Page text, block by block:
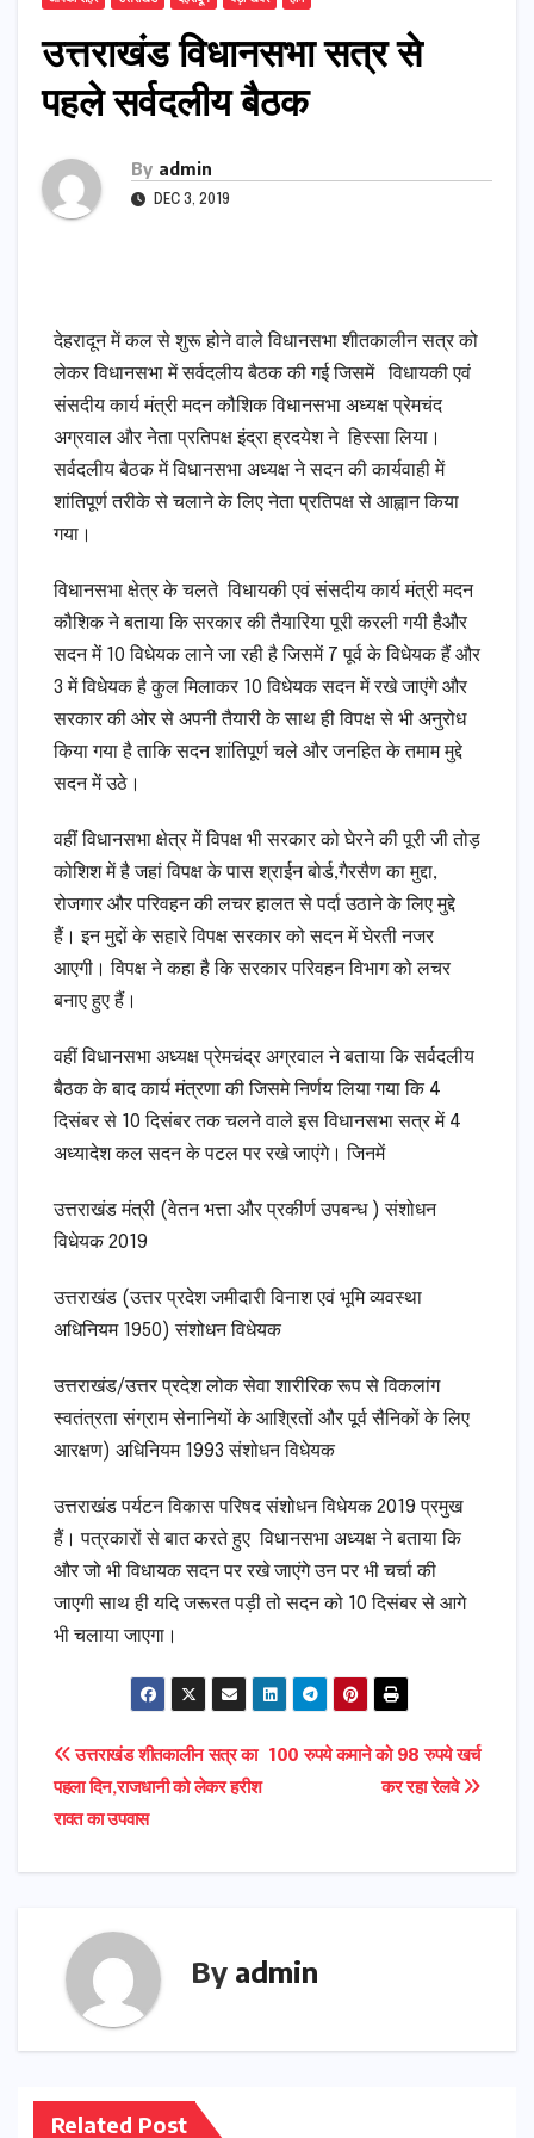
उत्तराखंड विधानसभा सत्र से
पहले सर्वदलीय बैठक
By admin
DEC 3, 2019
देहरादून में कल से शुरू होने वाले विधानसभा शीतकालीन सत्र को
लेकर विधानसभा में सर्वदलीय बैठक की गई जिसमें विधायकी एवं
संसदीय कार्य मंत्री मदन कौशिक विधानसभा अध्यक्ष प्रेमचंद
अग्रवाल और नेता प्रतिपक्ष इंद्रा ह्रदयेश ने हिस्सा लिया।
सर्वदलीय बैठक में विधानसभा अध्यक्ष ने सदन की कार्यवाही में
शांतिपूर्ण तरीके से चलाने के लिए नेता प्रतिपक्ष से आह्वान किया
गया।
विधानसभा क्षेत्र के चलते विधायकी एवं संसदीय कार्य मंत्री मदन
कौशिक ने बताया कि सरकार की तैयारिया पूरी करली गयी हैऔर
सदन में 10 विधेयक लाने जा रही है जिसमें 7 पूर्व के विधेयक हैं और
3 में विधेयक है कुल मिलाकर 10 विधेयक सदन में रखे जाएंगे और
सरकार की ओर से अपनी तैयारी के साथ ही विपक्ष से भी अनुरोध
किया गया है ताकि सदन शांतिपूर्ण चले और जनहित के तमाम मुद्दे
सदन में उठे।
वहीं विधानसभा क्षेत्र में विपक्ष भी सरकार को घेरने की पूरी जी तोड़
कोशिश में है जहां विपक्ष के पास श्राईन बोर्ड,गैरसैण का मुद्दा,
रोजगार और परिवहन की लचर हालत से पर्दा उठाने के लिए मुद्दे
हैं। इन मुद्दों के सहारे विपक्ष सरकार को सदन में घेरती नजर
आएगी। विपक्ष ने कहा है कि सरकार परिवहन विभाग को लचर
बनाए हुए हैं।
वहीं विधानसभा अध्यक्ष प्रेमचंद्र अग्रवाल ने बताया कि सर्वदलीय
बैठक के बाद कार्य मंत्रणा की जिसमे निर्णय लिया गया कि 4
दिसंबर से 10 दिसंबर तक चलने वाले इस विधानसभा सत्र में 4
अध्यादेश कल सदन के पटल पर रखे जाएंगे। जिनमें
उत्तराखंड मंत्री (वेतन भत्ता और प्रकीर्ण उपबन्ध ) संशोधन
विधेयक 2019
उत्तराखंड (उत्तर प्रदेश जमीदारी विनाश एवं भूमि व्यवस्था
अधिनियम 1950) संशोधन विधेयक
उत्तराखंड/उत्तर प्रदेश लोक सेवा शारीरिक रूप से विकलांग
स्वतंत्रता संग्राम सेनानियों के आश्रितों और पूर्व सैनिकों के लिए
आरक्षण) अधिनियम 1993 संशोधन विधेयक
उत्तराखंड पर्यटन विकास परिषद संशोधन विधेयक 2019 प्रमुख
हैं। पत्रकारों से बात करते हुए विधानसभा अध्यक्ष ने बताया कि
और जो भी विधायक सदन पर रखे जाएंगे उन पर भी चर्चा की
जाएगी साथ ही यदि जरूरत पड़ी तो सदन को 10 दिसंबर से आगे
भी चलाया जाएगा।
Post
navigation
100 रुपये कमाने को 98 रुपये खर्च
कर रहा रेलवे
उत्तराखंड शीतकालीन सत्र का
पहला दिन,राजधानी को लेकर हरीश
रावत का उपवास
By admin
Related Post